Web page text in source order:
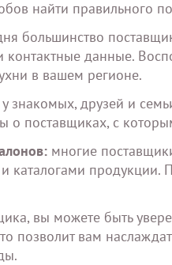
найти правильного
большинство
данные.
в вашем регионе.
у знакомых, друзей и
о поставщиках, с
многие
каталогами продукции.
вы можете быть
позволит вам